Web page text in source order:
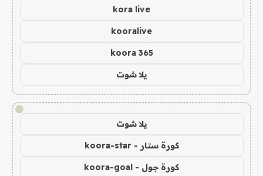
kora live
kooralive
koora 365
يلا شوت
!
يلا شوت
كورة ستار - koora-star
كورة جول - koora-goal